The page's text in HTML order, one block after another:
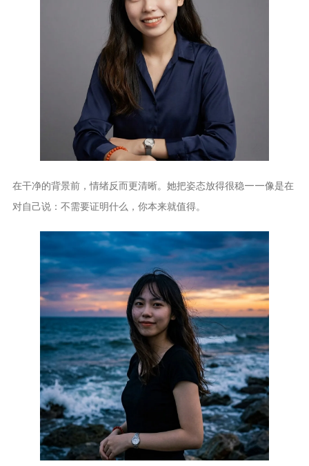
在干净的背景前，情绪反而更清晰。她把姿态放得很稳——像是在
对自己说：不需要证明什么，你本来就值得。